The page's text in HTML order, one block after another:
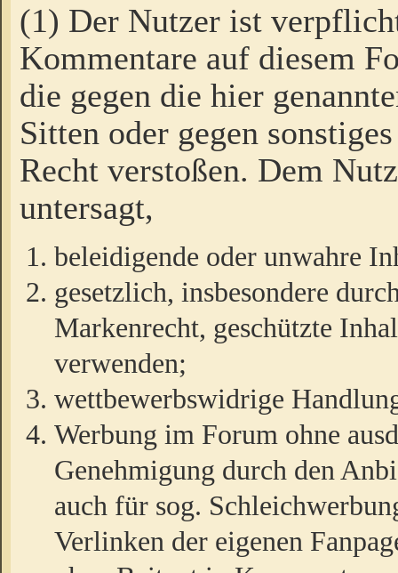
(1) Der Nutzer ist
Kommentare auf diesem
die gegen die hier
Sitten oder gegen
Recht verstoßen. Dem
untersagt,
beleidigende oder unwahre
gesetzlich, insbesondere
Markenrecht, geschützte
verwenden;
wettbewerbswidrige
Werbung im Forum ohne
Genehmigung durch den
auch für sog.
Verlinken der eigenen